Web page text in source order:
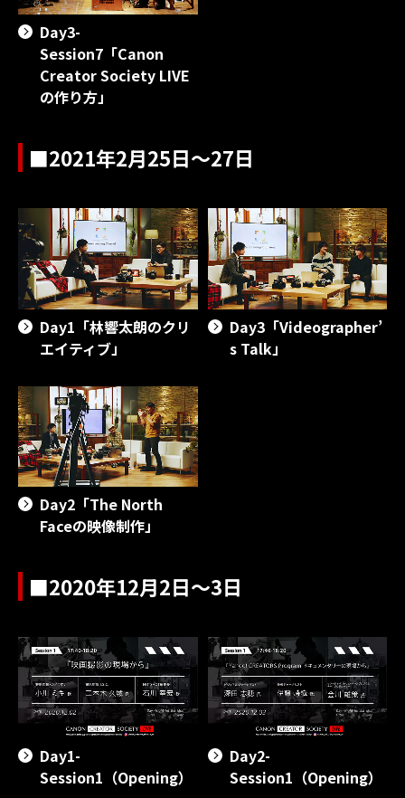
Day3-
Session7「Canon
Creator Society LIVE
の作り方」
■2021年2月25日～27日
Day1「林響太朗のクリ
エイティブ」
Day3「Videographer’
s Talk」
Day2「The North
Faceの映像制作」
■2020年12月2日～3日
Day1-
Session1（Opening）
Day2-
Session1（Opening）